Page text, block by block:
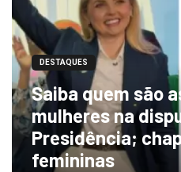
DESTAQUES
Saiba quem são
mulheres na
Presidência;
femininas